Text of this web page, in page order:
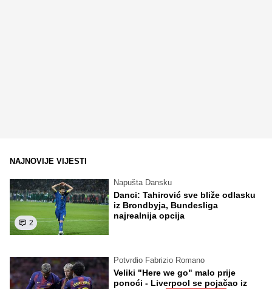
NAJNOVIJE VIJESTI
2
Napušta Dansku
Danci: Tahirović sve bliže odlasku
iz Brondbyja, Bundesliga
najrealnija opcija
Potvrdio Fabrizio Romano
Veliki "Here we go" malo prije
ponoći - Liverpool se pojačao iz